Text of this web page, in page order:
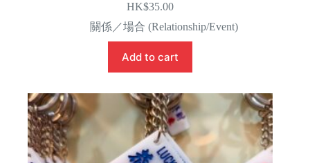
HK$35.00
關係／場合 (Relationship/Event)
Add to cart